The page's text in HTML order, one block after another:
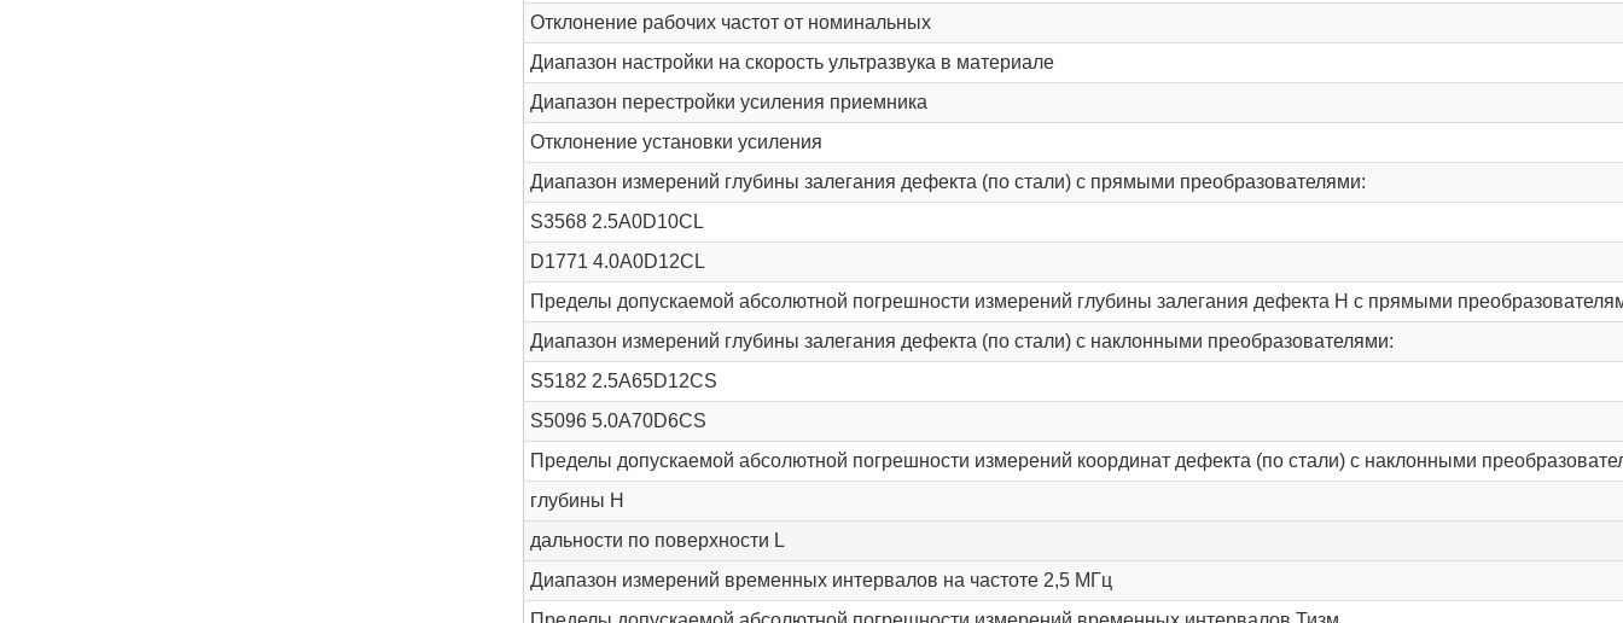
Отклонение рабочих частот от номинальных
Диапазон настройки на скорость ультразвука в материале
Диапазон перестройки усиления приемника
Отклонение установки усиления
Диапазон измерений глубины залегания дефекта (по стали) с прямыми преобразователями:
S3568 2.5A0D10CL
D1771 4.0A0D12CL
Пределы допускаемой абсолютной погрешности измерений глубины залегания дефекта H с прямыми
Диапазон измерений глубины залегания дефекта (по стали) с наклонными преобразователями:
S5182 2.5A65D12CS
S5096 5.0A70D6CS
Пределы допускаемой абсолютной погрешности измерений координат дефекта (по стали) с наклонными
глубины H
дальности по поверхности L
Диапазон измерений временных интервалов на частоте 2,5 МГц